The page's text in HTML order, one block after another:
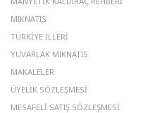
MIKNATIS
TÜRKIYE İLLERI
YUVARLAK MIKNATIS
MAKALELER
ÜYELIK SÖZLEŞMESI
MESAFELI SATIŞ SÖZLEŞMESI